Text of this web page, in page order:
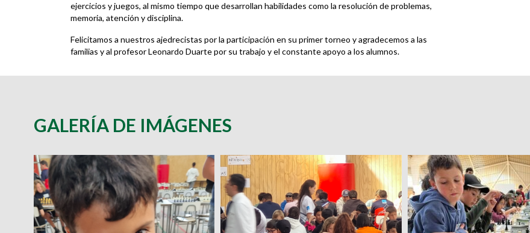
ejercicios y juegos, al mismo tiempo que desarrollan habilidades como la resolución de problemas,
memoria, atención y disciplina.
Felicitamos a nuestros ajedrecistas por la participación en su primer torneo y agradecemos a las
familias y al profesor Leonardo Duarte por su trabajo y el constante apoyo a los alumnos.
GALERÍA DE IMÁGENES